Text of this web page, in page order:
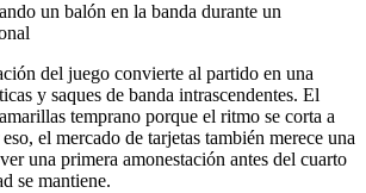
un balón en la banda durante un
del juego convierte al partido en una
y saques de banda intrascendentes. El
temprano porque el ritmo se corta a
el mercado de tarjetas también merece una
una primera amonestación antes del cuarto
se mantiene.